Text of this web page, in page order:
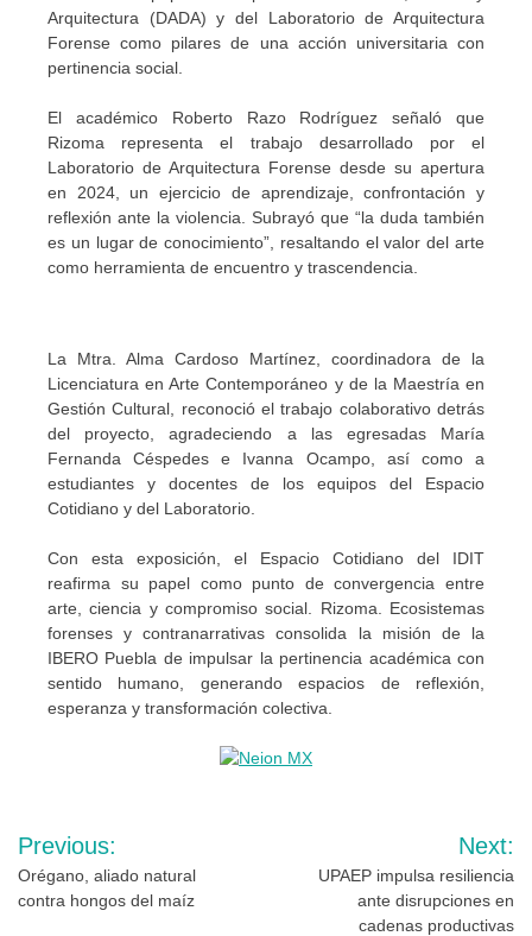
Arquitectura (DADA) y del Laboratorio de Arquitectura
Forense como pilares de una acción universitaria con
pertinencia social.
El académico Roberto Razo Rodríguez señaló que
Rizoma representa el trabajo desarrollado por el
Laboratorio de Arquitectura Forense desde su apertura
en 2024, un ejercicio de aprendizaje, confrontación y
reflexión ante la violencia. Subrayó que “la duda también
es un lugar de conocimiento”, resaltando el valor del arte
como herramienta de encuentro y trascendencia.
La Mtra. Alma Cardoso Martínez, coordinadora de la
Licenciatura en Arte Contemporáneo y de la Maestría en
Gestión Cultural, reconoció el trabajo colaborativo detrás
del proyecto, agradeciendo a las egresadas María
Fernanda Céspedes e Ivanna Ocampo, así como a
estudiantes y docentes de los equipos del Espacio
Cotidiano y del Laboratorio.
Con esta exposición, el Espacio Cotidiano del IDIT
reafirma su papel como punto de convergencia entre
arte, ciencia y compromiso social. Rizoma. Ecosistemas
forenses y contranarrativas consolida la misión de la
IBERO Puebla de impulsar la pertinencia académica con
sentido humano, generando espacios de reflexión,
esperanza y transformación colectiva.
Navegación
de
Previous:
Orégano, aliado natural
contra hongos del maíz
Next:
UPAEP impulsa resiliencia
ante disrupciones en
cadenas productivas